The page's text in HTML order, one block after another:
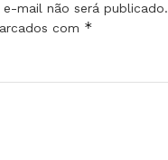
mail não será publicado.
com *